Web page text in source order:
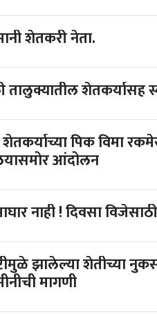
शेतकरी नेता.
शेतकर्यासह
शेतकर्याच्या पिक विमा
आंदोलन
नाही ! दिवसा
झालेल्या शेतीच्या
मागणी